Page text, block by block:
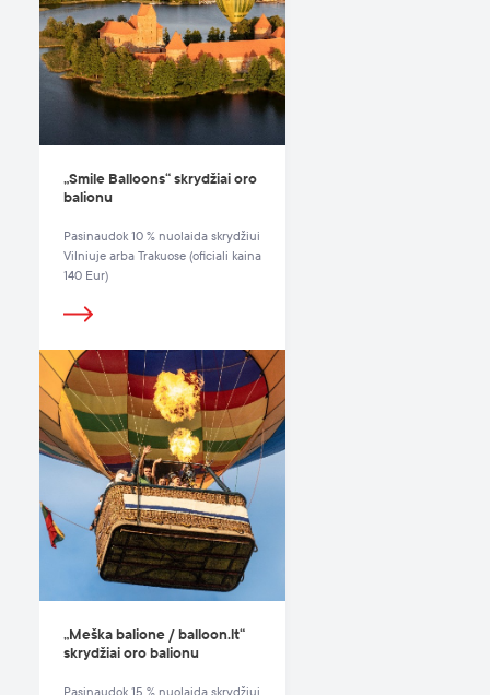
„Smile Balloons“ skrydžiai oro
balionu
Pasinaudok 10 % nuolaida skrydžiui
Vilniuje arba Trakuose (oficiali kaina
140 Eur)
„Meška balione / balloon.lt“
skrydžiai oro balionu
Pasinaudok 15 % nuolaida skrydžiui